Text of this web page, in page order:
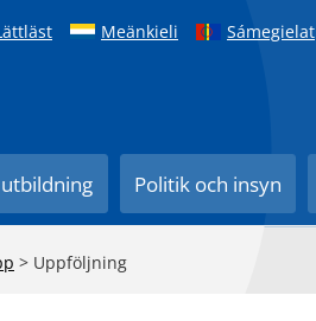
Meänkieli Sámegielat
Politik och insyn
> Uppföljning